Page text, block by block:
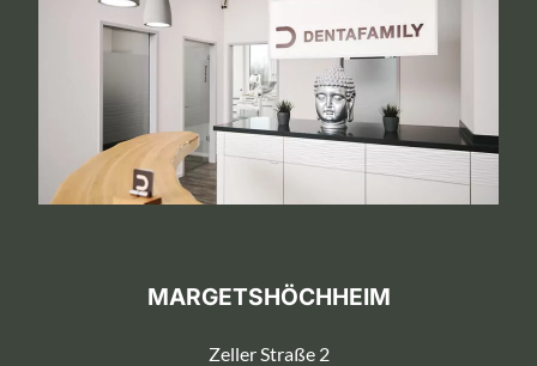
MARGETSHÖCHHEIM
Zeller Straße 2